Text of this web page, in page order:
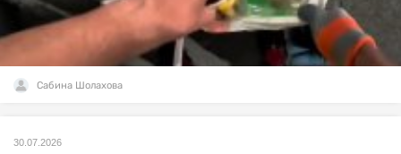
Сабина Шолахова
30.07.2026